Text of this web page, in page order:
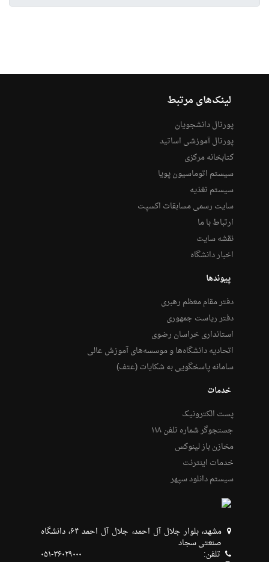
لینک‌های مرتبط
پورتال دانشجویان
پورتال آموزشی اساتید
کتابخانه مرکزی
سیستم اتوماسیون پویا
سیستم تغذیه
سایت رسمی مسابقات اکسپت
ارتباط با ما
نقشه سایت
اخبار دانشگاه
پیوندها
دفتر مقام معظم رهبری
دفتر ریاست جمهوری
استانداری خراسان رضوی
اتحادیه دانشگاه‌ها و موسسه‌های آموزش عالی
سامانه پاسخگویی به شکایات (عتف)
خدمات
پست الکترونیک
جستجوگر شماره تلفن ۱۱۸
مخازن باز لینوکس
خدمات اینترنت
سیستم دانلود سپهر
مشهد، بلوار جلال آل احمد، جلال آل احمد ۶۴، دانشگاه
صنعتی سجاد
تلفن: ۰۵۱-۳۶۰۲۹۰۰۰